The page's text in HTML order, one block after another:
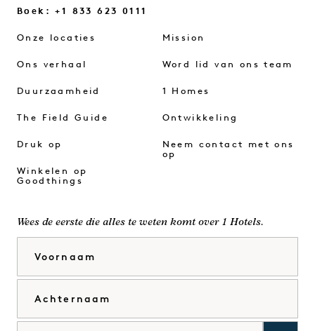
Boek: +1 833 623 0111
Onze locaties
Ons verhaal
Duurzaamheid
The Field Guide
Druk op
Winkelen op
Goodthings
Mission
Word lid van ons team
1 Homes
Ontwikkeling
Neem contact met ons
op
Wees de eerste die alles te weten komt over 1 Hotels.